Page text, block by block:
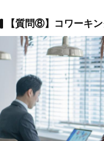
【質問⑧】コワーキ